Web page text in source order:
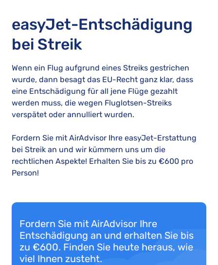
easyJet-Entschädigung
bei Streik
Wenn ein Flug aufgrund eines Streiks gestrichen
wurde, dann besagt das EU-Recht ganz klar, dass
eine Entschädigung für all jene Flüge gezahlt
werden muss, die wegen Fluglotsen-Streiks
verspätet oder annulliert wurden.
Fordern Sie mit AirAdvisor Ihre easyJet-Erstattung
bei Streik an und wir kümmern uns um die
rechtlichen Aspekte! Erhalten Sie bis zu €600 pro
Person!
Fordern Sie mit AirAdvisor Ihre
Entschädigung an und erhalten Sie bis
zu €600. Finden Sie heute heraus, wie
viel Ihnen zusteht.